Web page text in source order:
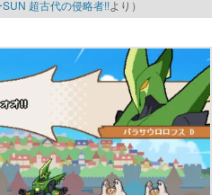
超古代の侵略者!!より）